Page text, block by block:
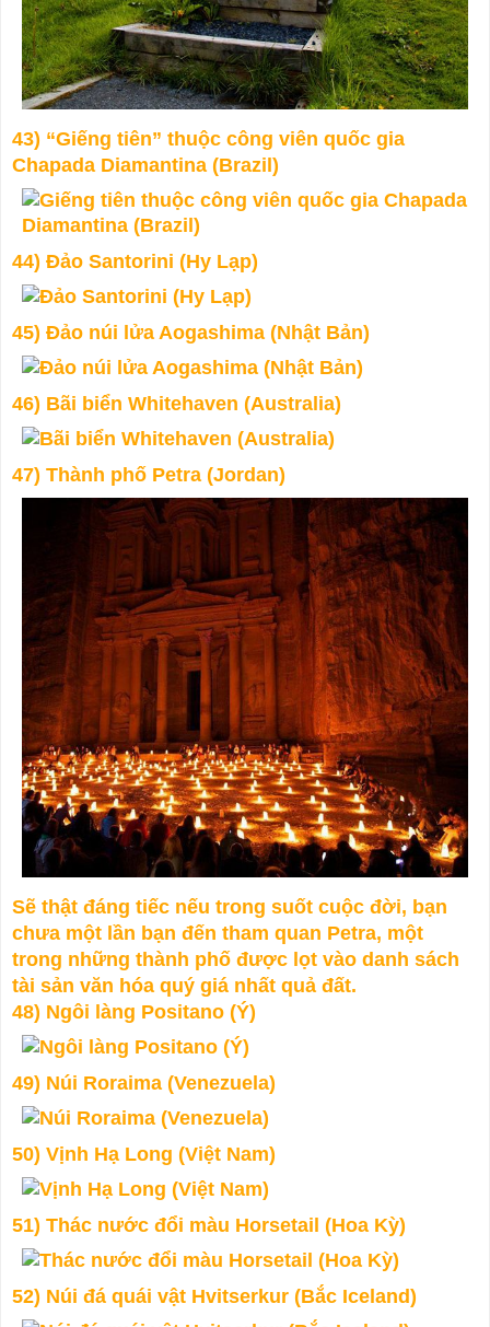
43) “Giếng tiên” thuộc công viên quốc gia
Chapada Diamantina (Brazil)
44) Đảo Santorini (Hy Lạp)
45) Đảo núi lửa Aogashima (Nhật Bản)
46) Bãi biển Whitehaven (Australia)
47) Thành phố Petra (Jordan)
Sẽ thật đáng tiếc nếu trong suốt cuộc đời, bạn
chưa một lần bạn đến tham quan Petra, một
trong những thành phố được lọt vào danh sách
tài sản văn hóa quý giá nhất quả đất.
48) Ngôi làng Positano (Ý)
49) Núi Roraima (Venezuela)
50) Vịnh Hạ Long (Việt Nam)
51) Thác nước đổi màu Horsetail (Hoa Kỳ)
52) Núi đá quái vật Hvitserkur (Bắc Iceland)